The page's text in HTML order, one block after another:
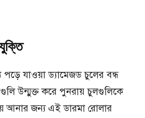
পড়ে যাওয়া ড্যামেজড চুলের বন্ধ
উন্মুক্ত করে পুনরায় চুলগুলিকে
আনার জন্য এই ডারমা রোলার